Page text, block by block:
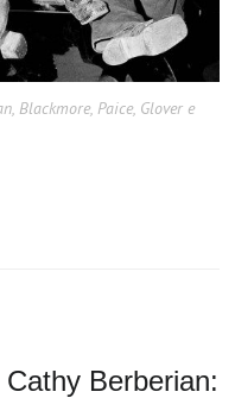
Blackmore, Paice, Glover e
Berberian: